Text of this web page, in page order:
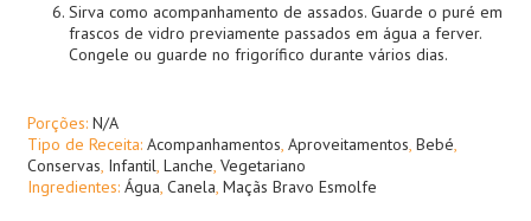
Sirva como acompanhamento de assados. Guarde o puré em
frascos de vidro previamente passados em água a ferver.
Congele ou guarde no frigorífico durante vários dias.
Porções: N/A
Tipo de Receita: Acompanhamentos, Aproveitamentos, Bebé,
Conservas, Infantil, Lanche, Vegetariano
Ingredientes: Água, Canela, Maçãs Bravo Esmolfe